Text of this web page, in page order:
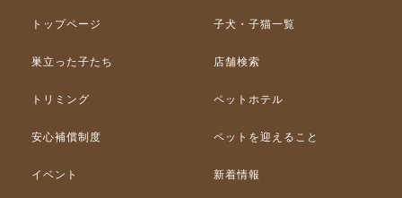
トップページ 子犬・子猫一覧
巣立った子たち 店舗検索
トリミング ペットホテル
安心補償制度 ペットを迎えること
イベント 新着情報